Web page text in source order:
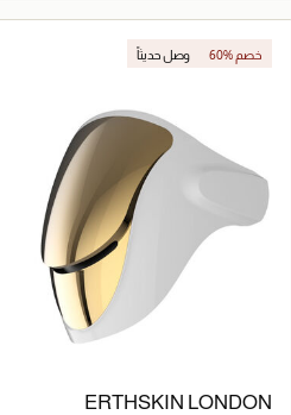
جاري تحميل التفاصيل
60% خصم وصل حديثاً
ERTHSKIN LONDON